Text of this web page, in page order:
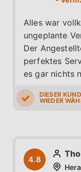
Alles war
ungeplante
Der
perfektes
es gar nichts
4.8